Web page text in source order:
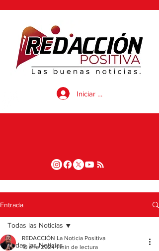
Iniciar sesión
Entrada
Todas las Noticias
Todas las Noticias
REDACCIÓN La Noticia Positiva
10 ene 2024 1 min de lectura